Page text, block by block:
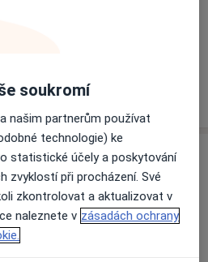
kalendář není aktivní
udělat?
Více
svůj názor
soukromí
našim partnerům používat
technologie) ke
statistické účely a poskytování
zvyklostí při procházení. Své
zkontrolovat a aktualizovat v
naleznete v zásadách ochrany